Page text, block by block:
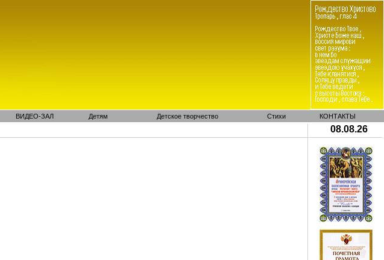
ВИДЕО-ЗАЛ Детям Детское творчество Стихи КОНТАКТЫ
08.08.26